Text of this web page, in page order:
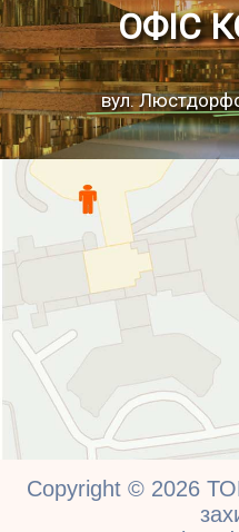
ОФІС
вул.
Copyright © 2026